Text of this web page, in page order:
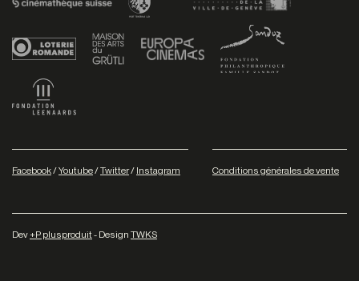
Facebook/Youtube/Twitter/ Instagram Conditions générales de vente
Dev+P plusproduit- Design TWKS